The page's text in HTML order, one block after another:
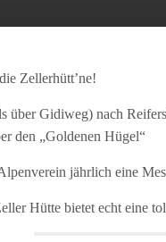
Zellerhütt’ne!
über Gidiweg) nach
den „Goldenen Hügel“
jährlich eine
Hütte bietet echt eine